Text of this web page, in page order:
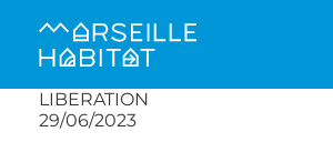
LIBERATION
29/06/2023